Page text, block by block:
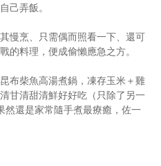
己弄飯。
慢烹、只需偶而照看一下、還可
的料理，便成偷懶應急之方。
布柴魚高湯煮鍋，凍存玉米＋雞
甘清甜清鮮好好吃（只除了另一
還是家常隨手煮最療癒，佐一